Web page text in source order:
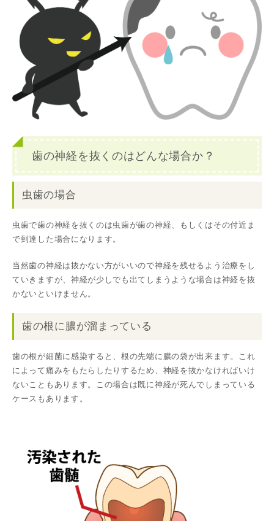
歯の神経を抜くのはどんな場合か？
虫歯の場合
虫歯で歯の神経を抜くのは虫歯が歯の神経、もしくはその付近ま
で到達した場合になります。
当然歯の神経は抜かない方がいいので神経を残せるよう治療をし
ていきますが、神経が少しでも出てしまうような場合は神経を抜
かないといけません。
歯の根に膿が溜まっている
歯の根が細菌に感染すると、根の先端に膿の袋が出来ます。これ
によって痛みをもたらしたりするため、神経を抜かなければいけ
ないこともあります。この場合は既に神経が死んでしまっている
ケースもあります。